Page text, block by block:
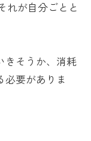
れが自分ごとと
きそうか、消耗
必要がありま